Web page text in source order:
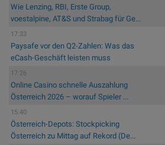
Wie Lenzing, RBI, Erste Group,
voestalpine, AT&S und Strabag für Ge...
17:33
Paysafe vor den Q2-Zahlen: Was das
eCash-Geschäft leisten muss
17:26
Online Casino schnelle Auszahlung
Österreich 2026 – worauf Spieler ...
15:40
Österreich-Depots: Stockpicking
Österreich zu Mittag auf Rekord (De...